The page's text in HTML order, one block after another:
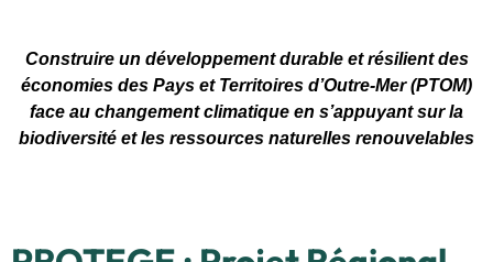
Construire un développement durable et résilient des
économies des Pays et Territoires d’Outre-Mer (PTOM)
face au changement climatique en s’appuyant sur la
biodiversité et les ressources naturelles renouvelables